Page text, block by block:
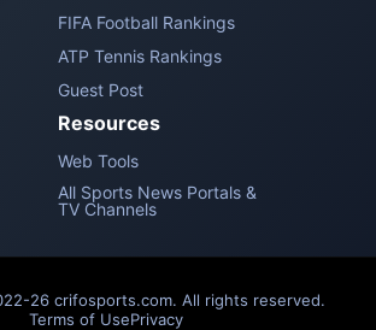
FIFA Football Rankings
ATP Tennis Rankings
Guest Post
Resources
Web Tools
All Sports News Portals &
TV Channels
26 crifosports.com. All rights reserved.
Terms of UsePrivacy